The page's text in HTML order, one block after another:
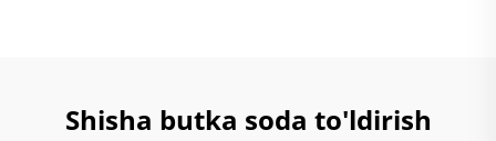
Shisha butka soda to'ldirish